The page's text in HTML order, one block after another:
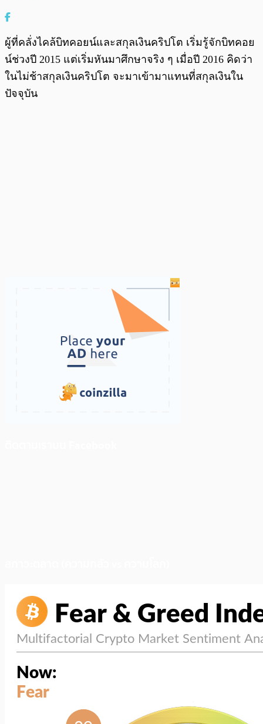
ผู้ที่คลั่งไคล้บิทคอยน์และสกุลเงินคริปโต เริ่มรู้จักบิทคอย
น์ช่วงปี 2015 แต่เริ่มหันมาศึกษาจริง ๆ เมื่อปี 2016 คิดว่า
ในไม่ช้าสกุลเงินคริปโต จะมาเข้ามาแทนที่สกุลเงินใน
ปัจจุบัน